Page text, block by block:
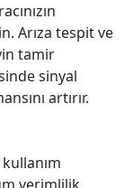
Arıza tespit ve
tamir
sinyal
artırır.